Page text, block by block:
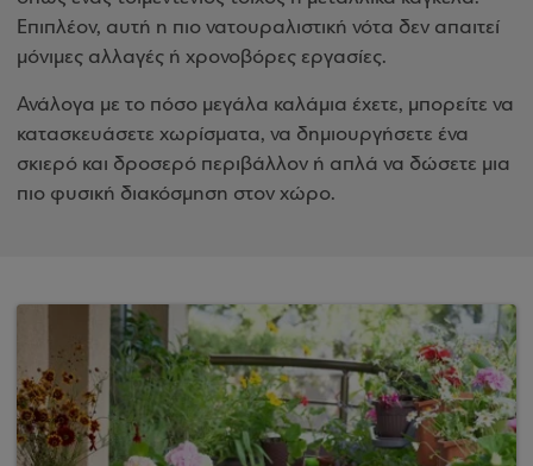
Επιπλέον, αυτή η πιο νατουραλιστική νότα δεν απαιτεί
μόνιμες αλλαγές ή χρονοβόρες εργασίες.
Ανάλογα με το πόσο μεγάλα καλάμια έχετε, μπορείτε να
κατασκευάσετε χωρίσματα, να δημιουργήσετε ένα
σκιερό και δροσερό περιβάλλον ή απλά να δώσετε μια
πιο φυσική διακόσμηση στον χώρο.